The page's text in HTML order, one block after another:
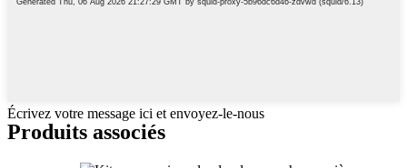
Écrivez votre message ici et envoyez-le-nous
Produits associés